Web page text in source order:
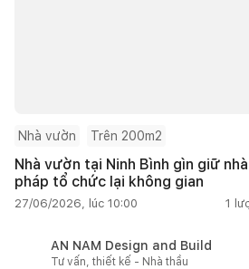
Nhà vườn Trên 200m2
Nhà vườn tại Ninh Bình gìn giữ
pháp tổ chức lại không gian
27/06/2026, lúc 10:00 1
AN NAM Design and Build
Tư vấn, thiết kế - Nhà thầu